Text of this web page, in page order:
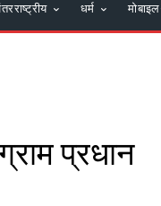
धर्म
प्रधान